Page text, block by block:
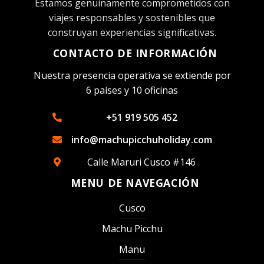
Estamos genuinamente comprometidos con
viajes responsables y sostenibles que
construyan experiencias significativas.
CONTACTO DE INFORMACIÓN
Nuestra presencia operativa se extiende por
6 países y 10 oficinas
+51 919 505 452
info@machupicchuholiday.com
Calle Maruri Cusco #146
MENU DE NAVEGACIÓN
Cusco
Machu Picchu
Manu